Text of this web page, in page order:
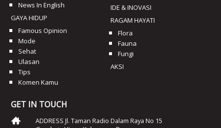
News In English
GAYA HIDUP
Famous Opinion
Mode
Sehat
Ulasan
Tips
Komen Kamu
IDE & INOVASI
RAGAM HAYATI
Flora
Fauna
Fungi
AKSI
GET IN TOUCH
ADDRESS Jl. Taman Radio Dalam Raya No 15